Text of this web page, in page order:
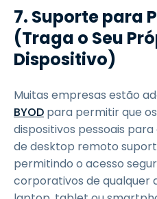
7. Suporte para
(Traga o Seu
Dispositivo)
Muitas empresas estão
BYOD para permitir que
dispositivos pessoais
de desktop remoto
permitindo o acesso
corporativos de qualquer